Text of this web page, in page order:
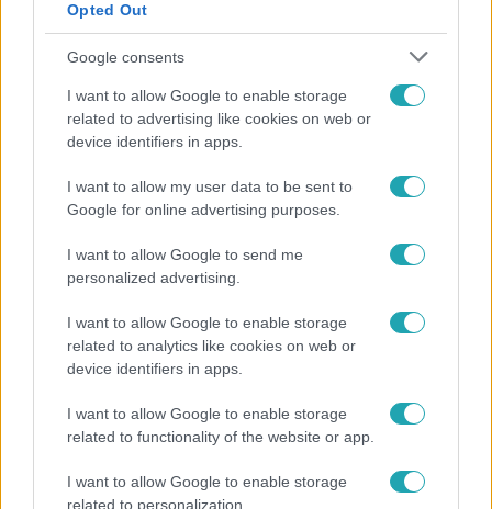
Opted Out
Google consents
I want to allow Google to enable storage
related to advertising like cookies on web or
device identifiers in apps.
I want to allow my user data to be sent to
Google for online advertising purposes.
I want to allow Google to send me
personalized advertising.
I want to allow Google to enable storage
related to analytics like cookies on web or
device identifiers in apps.
I want to allow Google to enable storage
related to functionality of the website or app.
I want to allow Google to enable storage
related to personalization.
Megdöbbentő állapotban maradt meg az inotai
hőerőmű egykori központja